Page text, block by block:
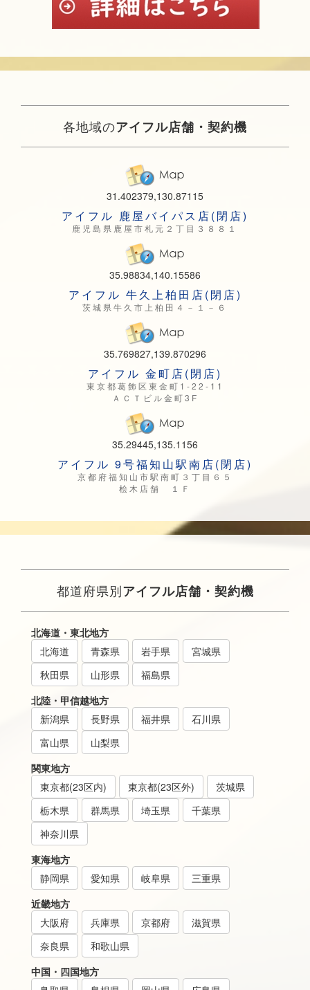
各地域のアイフル店舗・契約機
31.402379,130.87115
アイフル 鹿屋バイパス店(閉店)
鹿児島県鹿屋市札元２丁目３８８１
35.98834,140.15586
アイフル 牛久上柏田店(閉店)
茨城県牛久市上柏田４－１－６
35.769827,139.870296
アイフル 金町店(閉店)
東京都葛飾区東金町1-22-11
ＡＣＴビル金町3F
35.29445,135.1156
アイフル 9号福知山駅南店(閉店)
京都府福知山市駅南町３丁目６５
桧木店舗 １Ｆ
都道府県別アイフル店舗・契約機
北海道・東北地方
北海道
青森県 岩手県
宮城県
秋田県
山形県
福島県
北陸・甲信越地方
新潟県
長野県 福井県
石川県
富山県
山梨県
関東地方
東京都(23区内)
東京都(23区外)
茨城県
栃木県
群馬県 埼玉県
千葉県
神奈川県
東海地方
静岡県
愛知県 岐阜県
三重県
近畿地方
大阪府
兵庫県 京都府
滋賀県
奈良県
和歌山県
中国・四国地方